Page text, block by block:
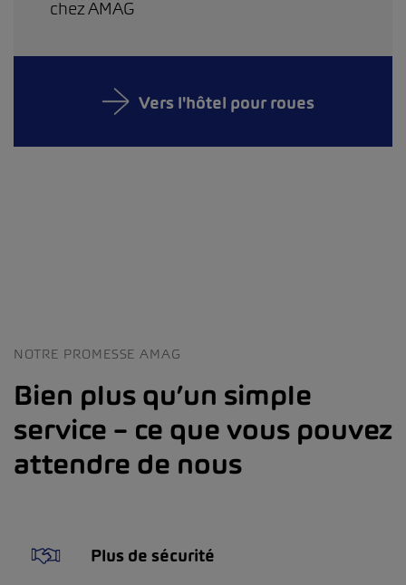
chez AMAG
Vers l'hôtel pour roues
NOTRE PROMESSE AMAG
Bien plus qu’un simple
service – ce que vous pouvez
attendre de nous
Plus de sécurité